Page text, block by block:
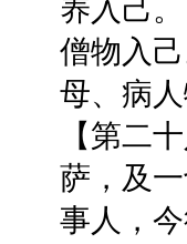
养入己
僧物入
母、病
【第二
萨，及
事人，